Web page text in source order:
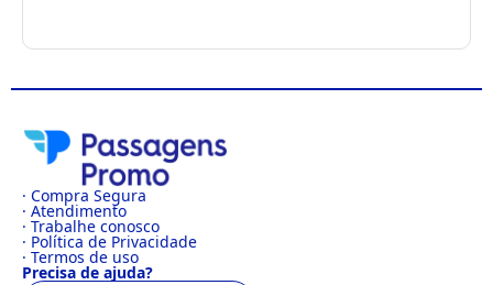
· Compra Segura
· Atendimento
· Trabalhe conosco
· Política de Privacidade
· Termos de uso
Precisa de ajuda?